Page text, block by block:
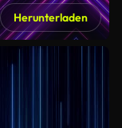
Herunterladen